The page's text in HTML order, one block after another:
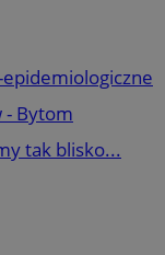
- Bytom
tak blisko...